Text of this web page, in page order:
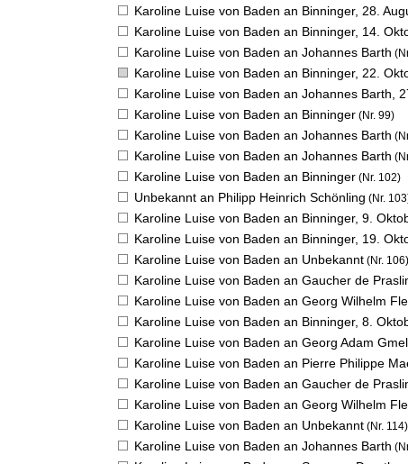
Karoline Luise von Baden an Binninger, 28.
Karoline Luise von Baden an Binninger, 14.
Karoline Luise von Baden an Johannes Barth
Karoline Luise von Baden an Binninger, 22.
Karoline Luise von Baden an Johannes Barth,
Karoline Luise von Baden an Binninger (Nr. 99)
Karoline Luise von Baden an Johannes Barth
Karoline Luise von Baden an Johannes Barth
Karoline Luise von Baden an Binninger (Nr. 102)
Unbekannt an Philipp Heinrich Schönling (Nr.
Karoline Luise von Baden an Binninger, 9.
Karoline Luise von Baden an Binninger, 19.
Karoline Luise von Baden an Unbekannt (Nr. 106)
Karoline Luise von Baden an Gaucher de
Karoline Luise von Baden an Georg Wilhelm
Karoline Luise von Baden an Binninger, 8.
Karoline Luise von Baden an Georg Adam
Karoline Luise von Baden an Pierre Philippe
Karoline Luise von Baden an Gaucher de
Karoline Luise von Baden an Georg Wilhelm
Karoline Luise von Baden an Unbekannt (Nr. 114)
Karoline Luise von Baden an Johannes Barth